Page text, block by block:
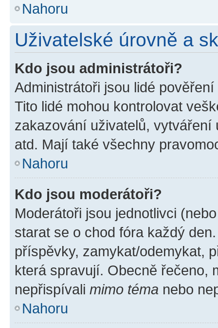
Nahoru
Uživatelské úrovně a
Kdo jsou administrátoři?
Administrátoři jsou lidé
Tito lidé mohou kontrolovat
zakazování uživatelů,
atd. Mají také všechny
Nahoru
Kdo jsou moderátoři?
Moderátoři jsou jednotlivci
starat se o chod fóra každý
příspěvky, zamykat/odemykat,
která spravují. Obecně řečeno,
nepřispívali mimo téma nebo
Nahoru